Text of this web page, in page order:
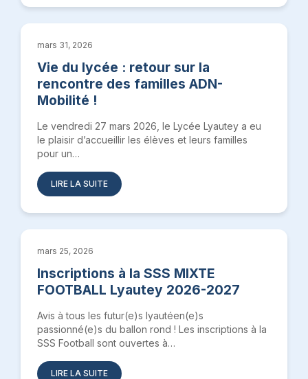
mars 31, 2026
Vie du lycée : retour sur la
rencontre des familles ADN-
Mobilité !
Le vendredi 27 mars 2026, le Lycée Lyautey a eu
le plaisir d’accueillir les élèves et leurs familles
pour un…
LIRE LA SUITE
mars 25, 2026
Inscriptions à la SSS MIXTE
FOOTBALL Lyautey 2026-2027
Avis à tous les futur(e)s lyautéen(e)s
passionné(e)s du ballon rond ! Les inscriptions à la
SSS Football sont ouvertes à…
LIRE LA SUITE